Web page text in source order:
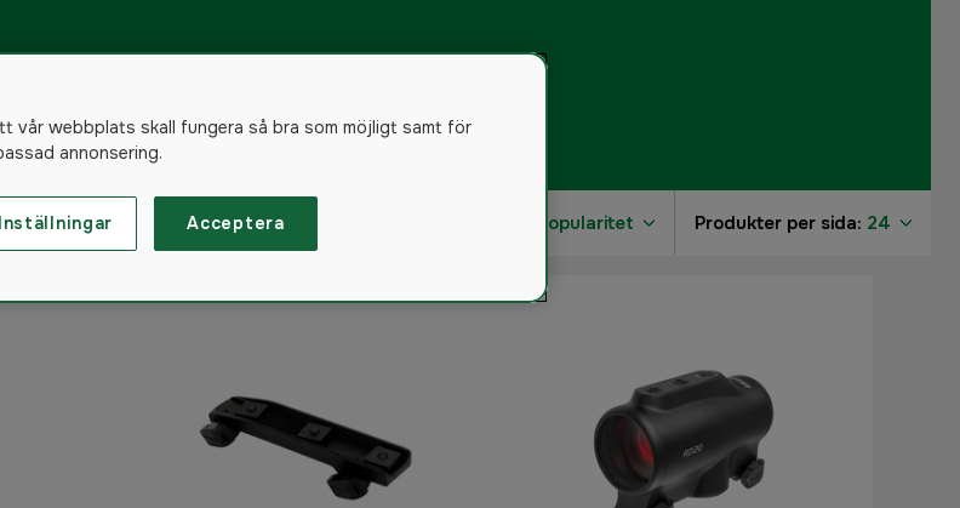
180 Popularitet Produkter per sida: 24
vår webbplats skall fungera så bra som möjligt samt för
annonsering.
Inställningar Acceptera